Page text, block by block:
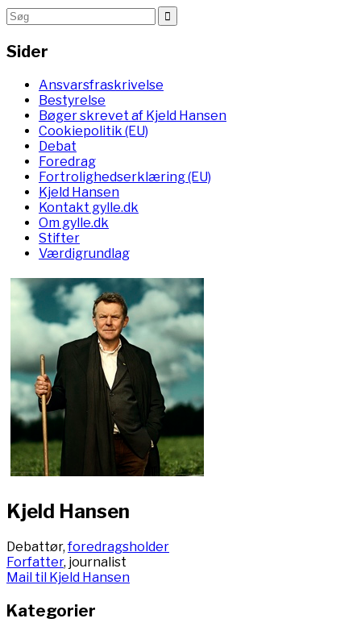
Sider
Ansvarsfraskrivelse
Bestyrelse
Bøger skrevet af Kjeld Hansen
Cookiepolitik (EU)
Debat
Foredrag
Fortrolighedserklæring (EU)
Kjeld Hansen
Kontakt gylle.dk
Om gylle.dk
Stifter
Værdigrundlag
Kjeld Hansen
Debattør,foredragsholder
Forfatter, journalist
Mail til Kjeld Hansen
Kategorier